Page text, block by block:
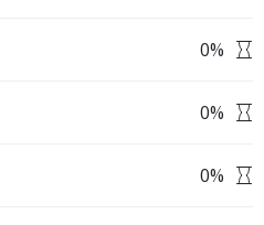
0%
0%
0%